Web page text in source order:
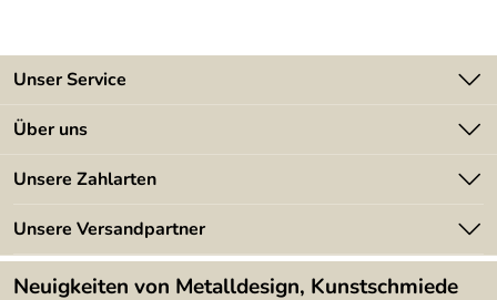
Unser Service
Kontakt
Kundeninformationen
Newsletter
Lieferbedingungen
Über uns
Angebote
Kundenbewertungen (394)
4,9/5
Unsere Zahlarten
Unsere Versandpartner
Neuigkeiten von Metalldesign, Kunstschmiede